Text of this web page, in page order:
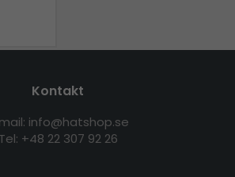
Kontakt
info@hatshop.se
Tel: +48 22 307 92 26